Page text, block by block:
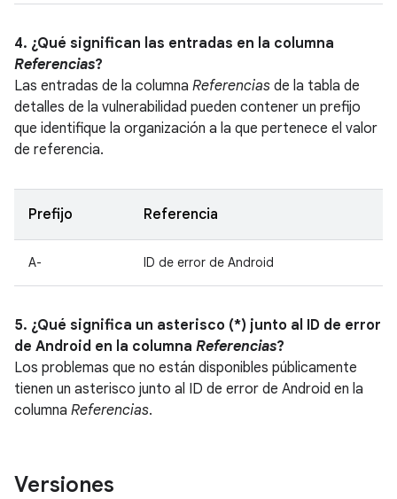
4. ¿Qué significan las entradas en la columna
Referencias?
Las entradas de la columna Referencias de la tabla de
detalles de la vulnerabilidad pueden contener un prefijo
que identifique la organización a la que pertenece el valor
de referencia.
Prefijo Referencia
A- ID de error de Android
5. ¿Qué significa un asterisco (*) junto al ID de error
de Android en la columna Referencias?
Los problemas que no están disponibles públicamente
tienen un asterisco junto al ID de error de Android en la
columna Referencias.
Versiones